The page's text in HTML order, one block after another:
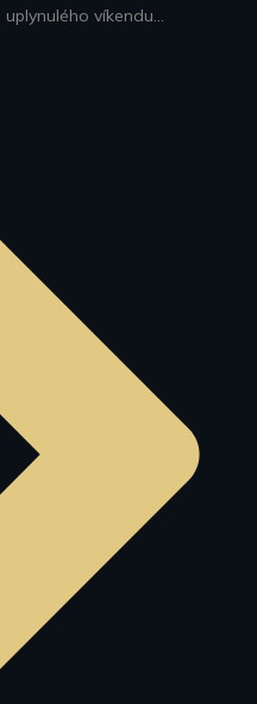
víkendu...